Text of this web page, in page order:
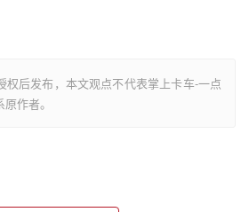
权后发布，本文观点不代表掌上卡车-一点
作者。